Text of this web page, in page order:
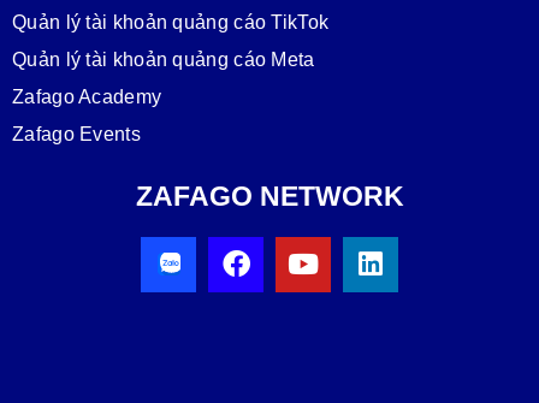
Quản lý tài khoản quảng cáo TikTok
Quản lý tài khoản quảng cáo Meta
Zafago Academy
Zafago Events
ZAFAGO NETWORK